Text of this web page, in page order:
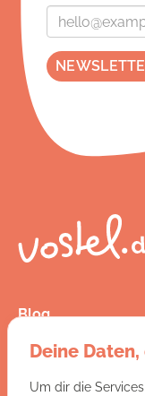
Blog
Kontakt
Deine
Um dir die